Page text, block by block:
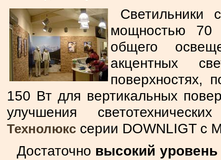
Светильники
мощностью 70
общего
акцентных
поверхностях,
150 Вт для вертикальных
улучшения
Технолюкс серии DOWNLIGT с
Достаточно высокий